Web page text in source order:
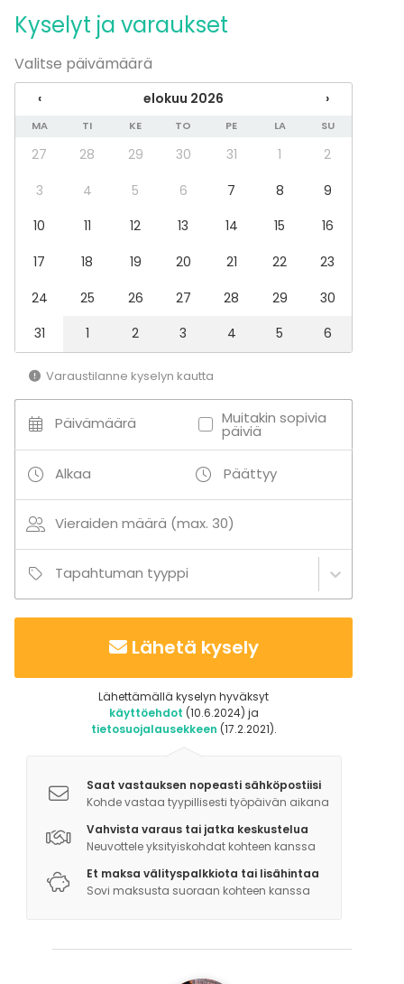
Elämyspalvelu
Kyselyt ja varaukset
Valitse päivämäärä
‹ elokuu 2026 ›
MA TI KE TO PE LA SU
27 28 29 30 31 1
2
3
4 5 6 7 8
9
10
11 12 13 14 15
16
17
18 19 20 21 22
23
24
25 26 27 28 29
30
31
1 2 3 4 5 6
Varaustilanne kyselyn kautta
Päivämäärä Muitakin sopivia
päiviä
Alkaa Päättyy
Vieraiden määrä (max. 30)
Tapahtuman tyyppi
Lähetä kysely
Lähettämällä kyselyn hyväksyt
käyttöehdot (10.6.2024) ja
tietosuojalausekkeen (17.2.2021).
Saat vastauksen nopeasti sähköpostiisi
Kohde vastaa tyypillisesti työpäivän aikana
Vahvista varaus tai jatka keskustelua
Neuvottele yksityiskohdat kohteen kanssa
Et maksa välityspalkkiota tai lisähintaa
Sovi maksusta suoraan kohteen kanssa